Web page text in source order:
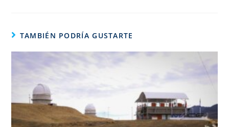
TAMBIÉN PODRÍA GUSTARTE